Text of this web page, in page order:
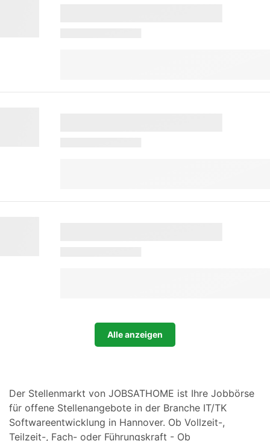
Alle anzeigen
Der Stellenmarkt von JOBSATHOME ist Ihre Jobbörse
für offene Stellenangebote in der Branche IT/TK
Softwareentwicklung in Hannover. Ob Vollzeit-,
Teilzeit-, Fach- oder Führungskraft - Ob